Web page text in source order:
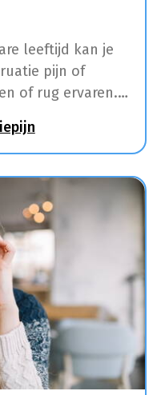
leeftijd kan je
pijn of
of rug ervaren.
moeheid,
een
diarree